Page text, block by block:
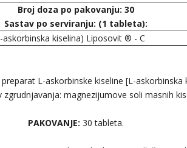
Broj doza po pakovanju: 30
Sastav po serviranju: (1 tableta):
askorbinska kiselina) Liposovit ® - C
L-askorbinske kiseline [L-askorbinska
magnezijumove soli masnih
PAKOVANJE: 30 tableta.